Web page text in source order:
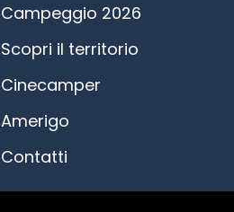
Campeggio 2026
Scopri il territorio
Cinecamper
Amerigo
Contatti